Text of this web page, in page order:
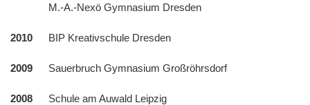
M.-A.-Nexö Gymnasium Dresden
2010 BIP Kreativschule Dresden
2009 Sauerbruch Gymnasium Großröhrsdorf
2008 Schule am Auwald Leipzig